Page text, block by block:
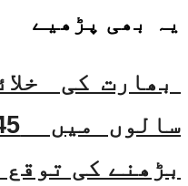
یہ بھی پڑھیے
بڑھنے کی